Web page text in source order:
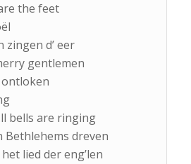
the feet
zingen d’ eer
gentlemen
ontloken
bells are ringing
Bethlehems dreven
lied der eng’len